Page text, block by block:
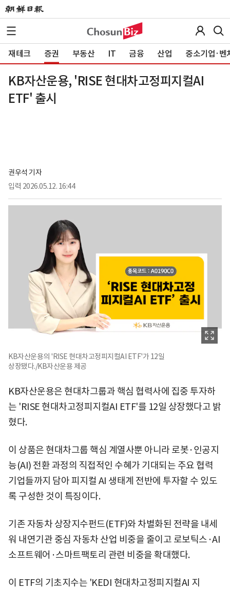
재테크 증권 부동산 IT 금융 산업 중소기업·벤
KB자산운용, 'RISE 현대차고정피지컬AI
ETF' 출시
권우석 기자
입력 2026.05.12. 16:44
KB자산운용의 'RISE 현대차고정피지컬AI ETF'가 12일
상장됐다./KB자산운용 제공
KB자산운용은 현대차그룹과 핵심 협력사에 집중 투자하
는 'RISE 현대차고정피지컬AI ETF'를 12일 상장했다고 밝
혔다.
이 상품은 현대차그룹 핵심 계열사뿐 아니라 로봇·인공지
능(AI) 전환 과정의 직접적인 수혜가 기대되는 주요 협력
기업들까지 담아 피지컬 AI 생태계 전반에 투자할 수 있도
록 구성한 것이 특징이다.
기존 자동차 상장지수펀드(ETF)와 차별화된 전략을 내세
워 내연기관 중심 자동차 산업 비중을 줄이고 로보틱스·AI
소프트웨어·스마트팩토리 관련 비중을 확대했다.
이 ETF의 기초지수는 'KEDI 현대차고정피지컬AI 지